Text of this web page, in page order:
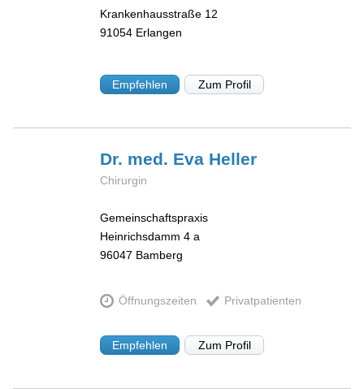
Krankenhausstraße 12
91054 Erlangen
Empfehlen Zum Profil
Dr. med. Eva Heller
Chirurgin
Gemeinschaftspraxis
Heinrichsdamm 4 a
96047 Bamberg
Öffnungszeiten Privatpatienten
Empfehlen Zum Profil